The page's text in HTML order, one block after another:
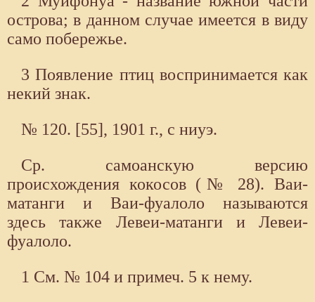
острова; в данном случае имеется в виду
само побережье.
3 Появление птиц воспринимается как
некий знак.
№ 120. [55], 1901 г., с ниуэ.
Ср. самоанскую версию
происхождения кокосов (№ 28). Ваи-
матанги и Ваи-фуалоло называются
здесь также Левеи-матанги и Левеи-
фуалоло.
1 См. № 104 и примеч. 5 к нему.